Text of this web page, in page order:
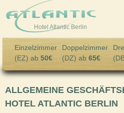
Skip to main content
Hotel Atlantic Berlin
Einzelzimmer
(EZ) ab 50€
Doppelzimmer
(DZ) ab 65€
ALLGEMEINE
HOTEL ATLANTIC BERLIN